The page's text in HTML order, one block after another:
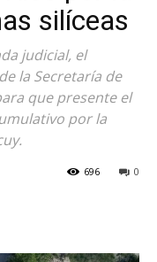
silíceas
judicial, el
la Secretaría de
que presente el
por la
0
696